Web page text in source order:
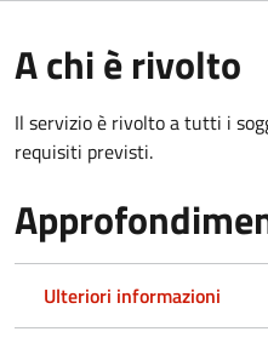
A chi è rivolto
Il servizio è rivolto a tutti i
requisiti previsti.
Ulteriori informazioni